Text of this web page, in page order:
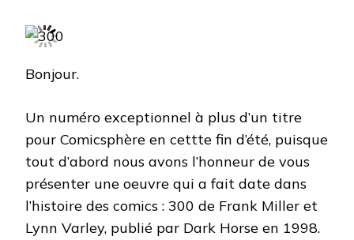
Bonjour.
Un numéro exceptionnel à plus d’un titre
pour Comicsphère en cettte fin d’été, puisque
tout d’abord nous avons l’honneur de vous
présenter une oeuvre qui a fait date dans
l’histoire des comics : 300 de Frank Miller et
Lynn Varley, publié par Dark Horse en 1998.